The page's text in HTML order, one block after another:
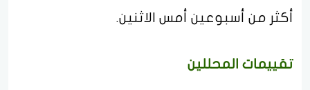
أكثر من أسبوعين أمس الاثنين.
تقييمات المحللين